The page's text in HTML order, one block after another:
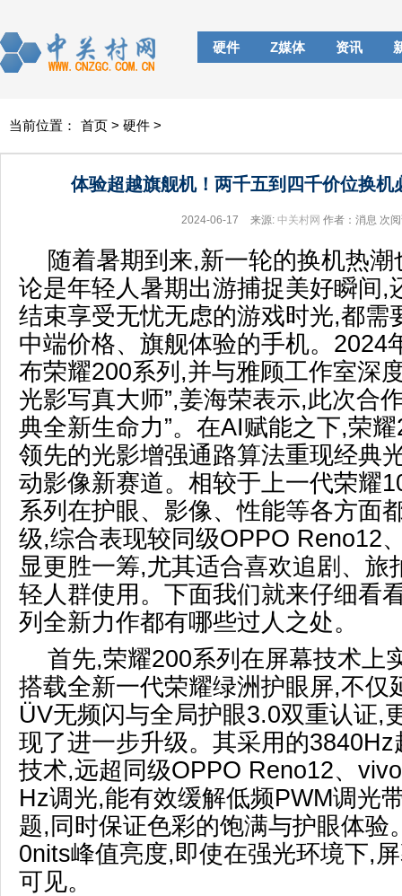
硬件 Z媒体 资讯
当前位置： 首页 > 硬件 >
体验超越旗舰机！两千五到四千价位换机
2024-06-17 来源: 中关村网 作者：消息 次
随着暑期到来,新一轮的换机热
论是年轻人暑期出游捕捉美好瞬间,
结束享受无忧无虑的游戏时光,都需
中端价格、旗舰体验的手机。2024
布荣耀200系列,并与雅顾工作室深
光影写真大师”,姜海荣表示,此次合
典全新生命力”。在AI赋能之下,荣
领先的光影增强通路算法重现经典
动影像新赛道。相较于上一代荣耀
系列在护眼、影像、性能等各方面
级,综合表现较同级OPPO Reno12
显更胜一筹,尤其适合喜欢追剧、旅
轻人群使用。下面我们就来仔细看
列全新力作都有哪些过人之处。
首先,荣耀200系列在屏幕技术上
搭载全新一代荣耀绿洲护眼屏,不仅
ÜV无频闪与全局护眼3.0双重认证,
现了进一步升级。其采用的
技术,远超同级OPPO Reno12、
Hz调光,能有效缓解低频PWM调光
题,同时保证色彩的饱满与护眼体验
0nits峰值亮度,即使在强光环境下,
可见。